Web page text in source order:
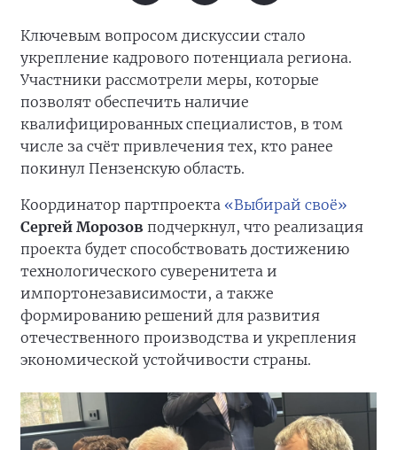
Ключевым вопросом дискуссии стало
укрепление кадрового потенциала региона.
Участники рассмотрели меры, которые
позволят обеспечить наличие
квалифицированных специалистов, в том
числе за счёт привлечения тех, кто ранее
покинул Пензенскую область.
Координатор партпроекта «Выбирай своё»
Сергей Морозов подчеркнул, что реализация
проекта будет способствовать достижению
технологического суверенитета и
импортонезависимости, а также
формированию решений для развития
отечественного производства и укрепления
экономической устойчивости страны.